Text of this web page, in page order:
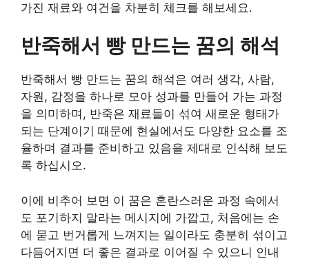
가진 재료와 여건을 차분히 체크를 해보세요.
반죽해서 빵 만드는 꿈의 해석
반죽해서 빵 만드는 꿈의 해석은 여러 생각, 사람,
자원, 감정을 하나로 모아 성과를 만들어 가는 과정
을 의미하며, 반죽은 재료들이 섞여 새로운 형태가
되는 단계이기 때문에 현실에서도 다양한 요소를 조
율하며 결과를 준비하고 있음을 제대로 인식해 보도
록 하십시오.
이에 비추어 보면 이 꿈은 혼란스러운 과정 속에서
도 포기하지 말라는 메시지에 가깝고, 처음에는 손
에 묻고 번거롭게 느껴지는 일이라도 충분히 섞이고
다듬어지면 더 좋은 결과로 이어질 수 있으니 인내